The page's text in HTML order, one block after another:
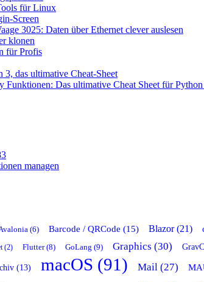
für Linux
Screen
3025: Daten über Ethernet clever auslesen
klonen
für Profis
das ultimative Cheat-Sheet
Funktionen: Das ultimative Cheat Sheet für
managen
(6) Barcode / QRCode (15) Blazor (21)
(2) Flutter (8) GoLang (9) Graphics (30)
(13) macOS (91) Mail (27)